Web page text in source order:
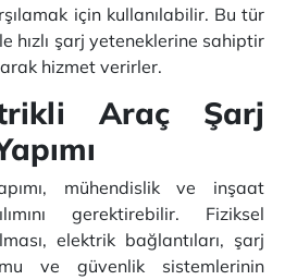
için kullanılabilir. Bu tür
hızlı şarj yeteneklerine sahiptir
hizmet verirler.
Araç Şarj
mühendislik ve inşaat
gerektirebilir. Fiziksel
elektrik bağlantıları, şarj
ve güvenlik sistemlerinin